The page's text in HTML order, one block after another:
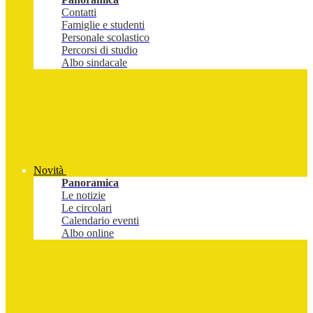
Contatti
Famiglie e studenti
Personale scolastico
Percorsi di studio
Albo sindacale
Novità
Panoramica
Le notizie
Le circolari
Calendario eventi
Albo online